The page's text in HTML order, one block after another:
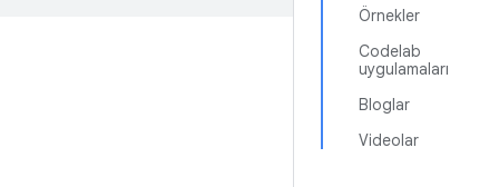
Örnekler
Codelab
uygulamaları
Bloglar
Videolar